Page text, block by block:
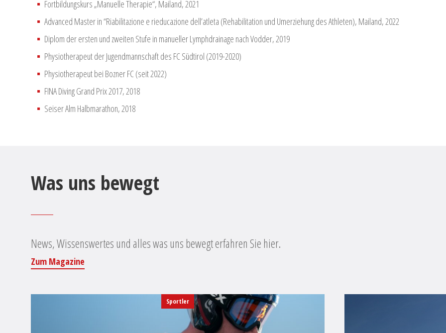
Fortbildungskurs „Manuelle Therapie“, Mailand, 2021
Advanced Master in “Riabilitazione e rieducazione dell’atleta (Rehabilitation und Umerziehung des Athleten), Mailand, 2022
Diplom der ersten und zweiten Stufe in manueller Lymphdrainage nach Vodder, 2019
Physiotherapeut der Jugendmannschaft des FC Südtirol (2019-2020)
Physiotherapeut bei Bozner FC (seit 2022)
FINA Diving Grand Prix 2017, 2018
Seiser Alm Halbmarathon, 2018
Was uns bewegt
News, Wissenswertes und alles was uns bewegt erfahren Sie hier.
Zum Magazine
Sportler